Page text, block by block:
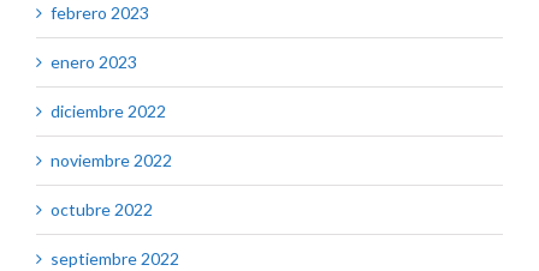
febrero 2023
enero 2023
diciembre 2022
noviembre 2022
octubre 2022
septiembre 2022